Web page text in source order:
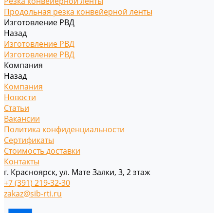
Продольная резка конвейерной ленты
Изготовление РВД
Назад
Изготовление РВД
Изготовление РВД
Компания
Назад
Компания
Новости
Статьи
Вакансии
Политика конфиденциальности
Сертификаты
Стоимость доставки
Контакты
г. Красноярск, ул. Мате Залки, 3, 2 этаж
+7 (391) 219-32-30
zakaz@sib-rti.ru